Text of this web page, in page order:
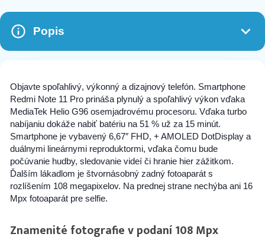
Popis
Objavte spoľahlivý, výkonný a dizajnový telefón. Smartphone
Redmi Note 11 Pro prináša plynulý a spoľahlivý výkon vďaka
MediaTek Helio G96 osemjadrovému procesoru. Vďaka turbo
nabíjaniu dokáže nabiť batériu na 51 % už za 15 minút.
Smartphone je vybavený 6,67″ FHD, + AMOLED DotDisplay a
duálnymi lineárnymi reproduktormi, vďaka čomu bude
počúvanie hudby, sledovanie videí či hranie hier zážitkom.
Ďalším lákadlom je štvornásobný zadný fotoaparát s
rozlíšením 108 megapixelov. Na prednej strane nechýba ani 16
Mpx fotoaparát pre selfie.
Znamenité fotografie v podaní 108 Mpx